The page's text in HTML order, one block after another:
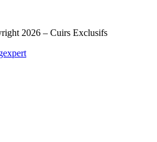
2026 – Cuirs Exclusifs